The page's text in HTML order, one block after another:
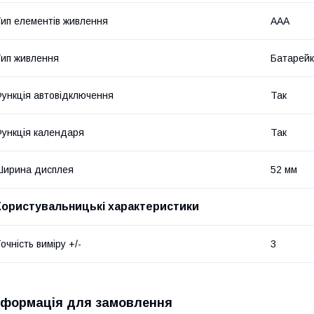
елементів живлення AAA
живлення
автовідключення Так
календаря Так
дисплея 52 мм
характеристики
виміру +/- 3
для замовлення